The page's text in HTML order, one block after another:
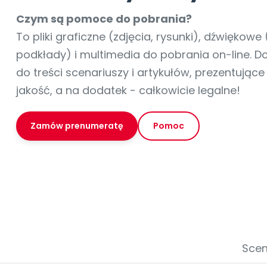
+48 12 631 04 10
kontakt@blizejprzedszkola.pl
O miesięczniku
Wydanie
O Akademii
Akademia
Testuj przez 7 dni
E-
∞Pakiet
Pełen
Czym są pomoce do pobrania?
To pliki graficzne (zdjęcia, rysunki), dźwiękowe
podkłady) i multimedia do pobrania on-line.
do treści scenariuszy i artykułów,
jakość, a na dodatek - całkowicie legalne!
Zamów prenumeratę Pomoc